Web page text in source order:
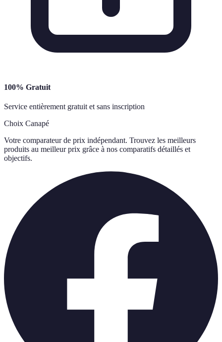
100% Gratuit
Service entièrement gratuit et sans inscription
Choix Canapé
Votre comparateur de prix indépendant. Trouvez les meilleurs
produits au meilleur prix grâce à nos comparatifs détaillés et
objectifs.